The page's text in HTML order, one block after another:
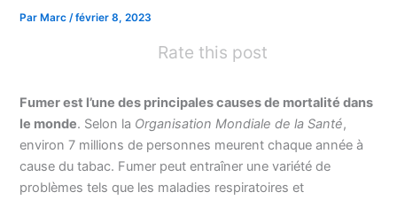
Par Marc/février 8, 2023
Rate this post
Fumer est l’une des principales causes de mortalité dans
le monde. Selon la Organisation Mondiale de la Santé,
environ 7 millions de personnes meurent chaque année à
cause du tabac. Fumer peut entraîner une variété de
problèmes tels que les maladies respiratoires et